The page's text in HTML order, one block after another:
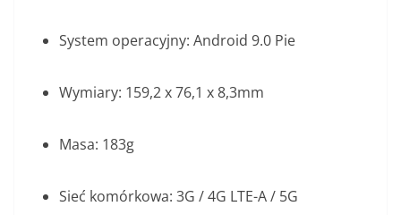
System operacyjny: Android 9.0 Pie
Wymiary: 159,2 x 76,1 x 8,3mm
Masa: 183g
Sieć komórkowa: 3G / 4G LTE-A / 5G